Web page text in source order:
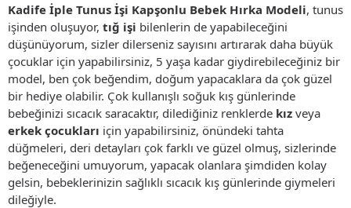
Kadife İple Tunus İşi Kapşonlu Bebek Hırka Modeli, tunus
işinden oluşuyor, tığ işi bilenlerin de yapabileceğini
düşünüyorum, sizler dilerseniz sayısını artırarak daha büyük
çocuklar için yapabilirsiniz, 5 yaşa kadar giydirebileceğiniz bir
model, ben çok beğendim, doğum yapacaklara da çok güzel
bir hediye olabilir. Çok kullanışlı soğuk kış günlerinde
bebeğinizi sıcacık saracaktır, dilediğiniz renklerde kız veya
erkek çocukları için yapabilirsiniz, önündeki tahta
düğmeleri, deri detayları çok farklı ve güzel olmuş, sizlerinde
beğeneceğini umuyorum, yapacak olanlara şimdiden kolay
gelsin, bebeklerinizin sağlıklı sıcacık kış günlerinde giymeleri
dileğiyle.